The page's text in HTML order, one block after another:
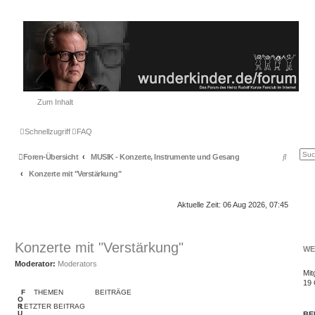
Zum Inhalt
Schnellzugriff FAQ
Foren-Übersicht
MUSIK - Konzerte, Instrumente und Gesang
Konzerte mit "Verstärkung"
h
Aktuelle Zeit: 06 Aug 2026, 07:45
Konzerte mit "Verstärkung"
Moderator: Moderators
F
O
R
U
THEMEN
BEITRÄGE
LETZTER BEITRAG
19